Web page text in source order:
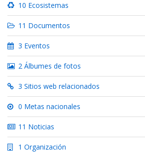
10 Ecosistemas
11 Documentos
3 Eventos
2 Álbumes de fotos
3 Sitios web relacionados
0 Metas nacionales
11 Noticias
1 Organización